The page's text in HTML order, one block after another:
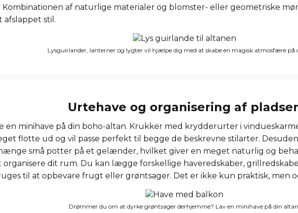
af naturlige materialer og blomster- eller geometriske
afslappet stil.
Lysguirlander, lanterner og lygter vil hjælpe dig med at skabe en magisk atmosfære på
Urtehave og organisering af
en minihave på din boho-altan. Krukker med krydderurter i
flotte ud og vil passe perfekt til begge de beskrevne stilarter.
små potter på et gelænder, hvilket giver en meget naturlig og
organisere dit rum. Du kan lægge forskellige haveredskaber,
til at opbevare frugt eller grøntsager. Det er ikke kun praktisk, men
Drømmer du om at dyrke grøntsager derhjemme? Lav en minihave på din